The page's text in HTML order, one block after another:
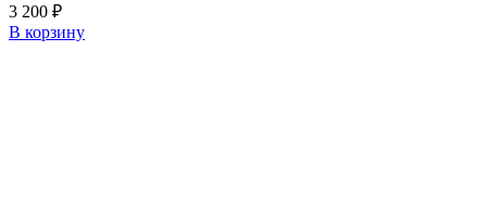
3 200 ₽
В корзину